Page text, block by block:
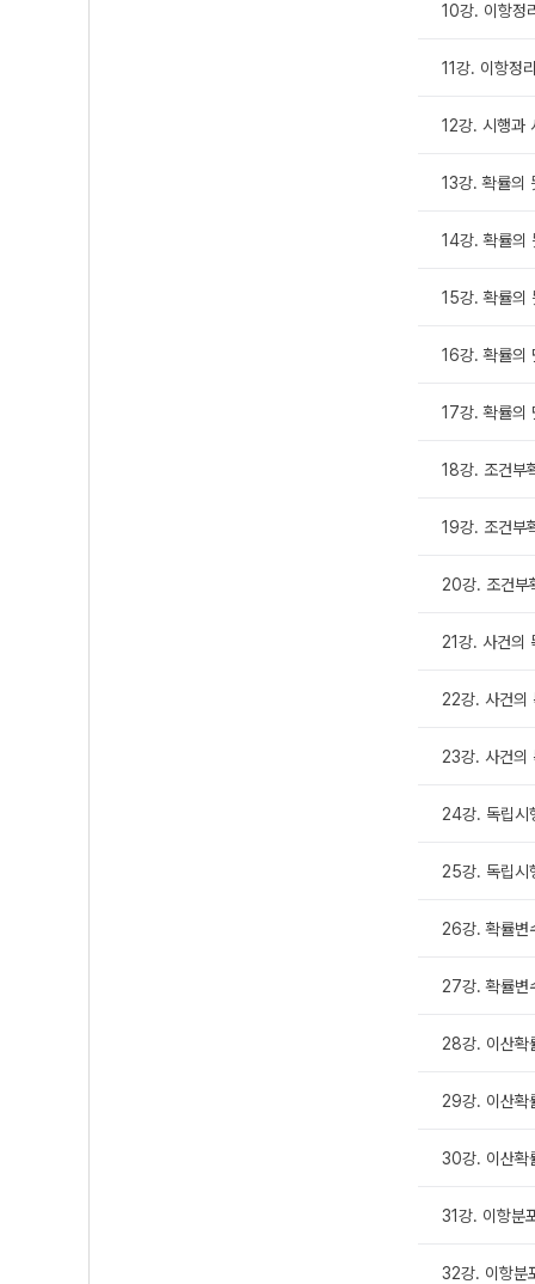
10강. 이항정
11강. 이항정
12강. 시행과
13강. 확률의
14강. 확률의
15강. 확률의
16강. 확률의
17강. 확률의
18강. 조건부
19강. 조건부
20강. 조건부
21강. 사건의
22강. 사건의
23강. 사건의
24강. 독립시
25강. 독립시
26강. 확률변
27강. 확률변
28강. 이산확
29강. 이산확
30강. 이산확
31강. 이항분
32강. 이항분